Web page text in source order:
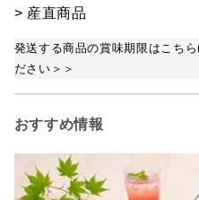
> 産直商品
発送する商品の賞味期限はこち
ださい＞＞
おすすめ情報